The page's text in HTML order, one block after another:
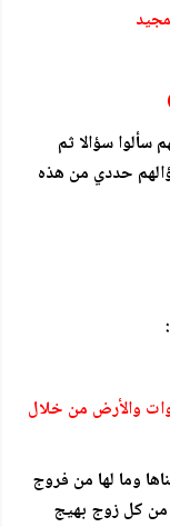
سألوا سؤالا ثم
حددي من هذه
:
والأرض من خلال
وما لها من فروج
من كل زوج بهيج